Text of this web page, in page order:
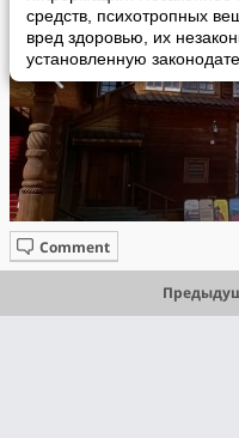
средств, психотропных
вред здоровью, их
установленную
Comment